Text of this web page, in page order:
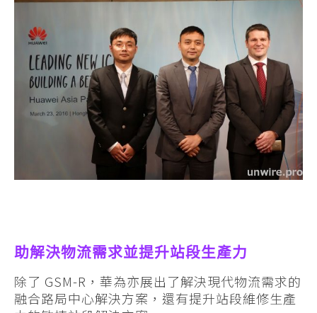
助解決物流需求並提升站段生產力
除了 GSM-R，華為亦展出了解決現代物流需求的
融合路局中心解決方案，還有提升站段維修生產